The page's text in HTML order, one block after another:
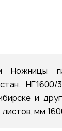
Ножницы
НГ1600/
и
мм